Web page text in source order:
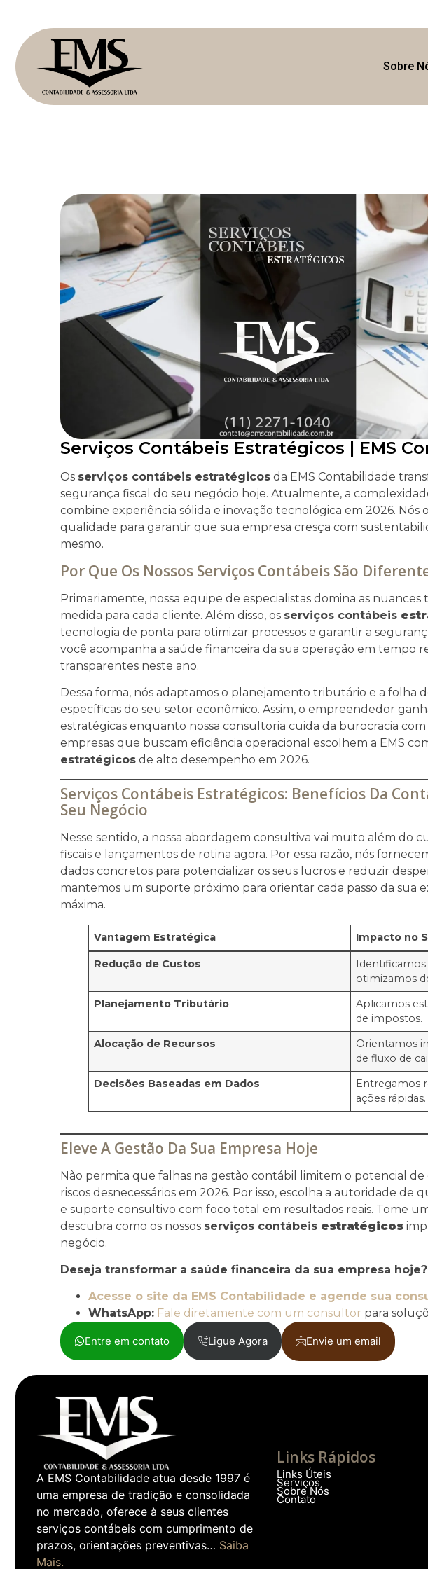
Sobre
Serviços Contábeis Estratégicos | EMS
Os serviços contábeis estratégicos da EMS Contabilidade
segurança fiscal do seu negócio hoje. Atualmente, a
combine experiência sólida e inovação tecnológica em 2026.
qualidade para garantir que sua empresa cresça com
mesmo.
Por Que Os Nossos Serviços Contábeis São
Primariamente, nossa equipe de especialistas domina as
medida para cada cliente. Além disso, os serviços contábeis
tecnologia de ponta para otimizar processos e garantir a
você acompanha a saúde financeira da sua operação em tempo
transparentes neste ano.
Dessa forma, nós adaptamos o planejamento tributário e a folha
específicas do seu setor econômico. Assim, o empreendedor
estratégicas enquanto nossa consultoria cuida da burocracia
empresas que buscam eficiência operacional escolhem a EMS
estratégicos de alto desempenho em 2026.
Serviços Contábeis Estratégicos: Benefícios Da
Seu Negócio
Nesse sentido, a nossa abordagem consultiva vai muito além do
fiscais e lançamentos de rotina agora. Por essa razão, nós
dados concretos para potencializar os seus lucros e reduzir
mantemos um suporte próximo para orientar cada passo da sua
máxima.
Vantagem Estratégica Impacto no
Redução de Custos
Identificamos
otimizamos
Planejamento Tributário
Aplicamos
de impostos.
Alocação de Recursos
Orientamos
de fluxo de
Decisões Baseadas em Dados
Entregamos
ações rápidas.
Eleve A Gestão Da Sua Empresa Hoje
Não permita que falhas na gestão contábil limitem o potencial
riscos desnecessários em 2026. Por isso, escolha a autoridade
e suporte consultivo com foco total em resultados reais. Tome
descubra como os nossos serviços contábeis estratégicos
negócio.
Deseja transformar a saúde financeira da sua empresa hoje?
Acesse o site da EMS Contabilidade e agende sua
WhatsApp: Fale diretamente com um consultor para
Entre em contato Ligue Agora Envie um email
A EMS Contabilidade atua desde 1997 é
uma empresa de tradição e consolidada
no mercado, oferece à seus clientes
serviços contábeis com cumprimento de
prazos, orientações preventivas… Saiba
Mais.
Links Rápidos
Links Úteis
Serviços
Sobre Nós
Contato